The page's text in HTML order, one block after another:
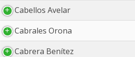
Apellidos / Surname
Cabellos Avelar
Cabrales Orona
Cabrera Benítez